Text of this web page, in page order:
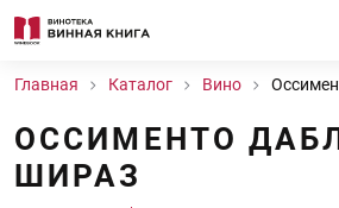
Главная Каталог Вино
ОССИМЕНТО
ШИРАЗ